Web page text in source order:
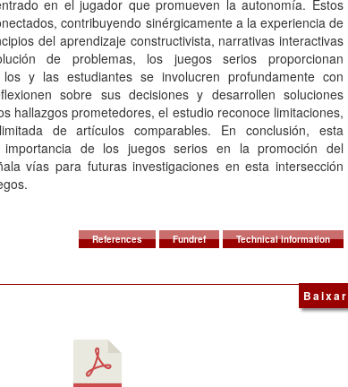
en el jugador que promueven la autonomía. Estos
contribuyendo sinérgicamente a la experiencia de
del aprendizaje constructivista, narrativas interactivas
de problemas, los juegos serios proporcionan
y las estudiantes se involucren profundamente con
sobre sus decisiones y desarrollen soluciones
hallazgos prometedores, el estudio reconoce limitaciones,
de artículos comparables. En conclusión, esta
importancia de los juegos serios en la promoción del
vías para futuras investigaciones en esta intersección
References Fundref Technical information
Baixar